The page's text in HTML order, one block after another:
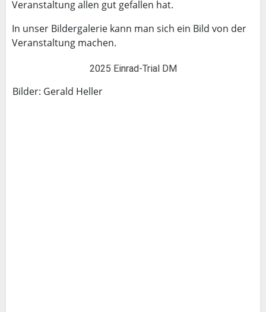
Veranstaltung allen gut gefallen hat.
In unser Bildergalerie kann man sich ein Bild von der
Veranstaltung machen.
2025 Einrad-Trial DM
Bilder: Gerald Heller